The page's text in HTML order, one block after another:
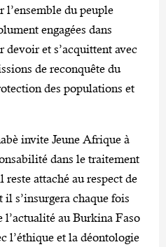
l’ensemble du peuple
engagées dans
devoir et s’acquittent avec
de reconquête du
des populations et
invite Jeune Afrique à
dans le traitement
attaché au respect de
s’insurgera chaque fois
l’actualité au Burkina Faso
l’éthique et la déontologie